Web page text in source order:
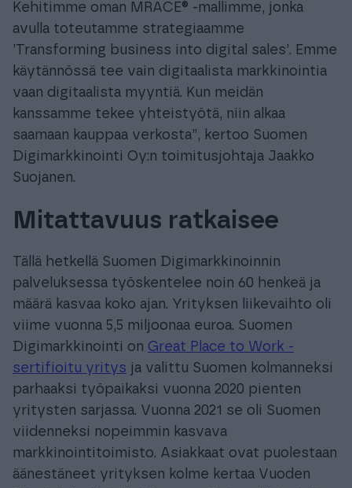
Kehitimme oman MRACE® -mallimme, jonka
avulla toteutamme strategiaamme
’Transforming business into digital sales’. Emme
käytännössä tee vain digitaalista markkinointia
vaan digitaalista myyntiä. Kun meidän
kanssamme tekee yhteistyötä, niin alkaa
saamaan kauppaa verkosta”, kertoo Suomen
Digimarkkinointi Oy:n toimitusjohtaja Jaakko
Suojanen.
Mitattavuus ratkaisee
Tällä hetkellä Suomen Digimarkkinoinnin
palveluksessa työskentelee noin 60 henkeä ja
määrä kasvaa koko ajan. Yrityksen liikevaihto oli
viime vuonna 5,5 miljoonaa euroa. Suomen
Digimarkkinointi on Great Place to Work -
sertifioitu yritys ja valittu Suomen kolmanneksi
parhaaksi työpaikaksi vuonna 2020 pienten
yritysten sarjassa. Vuonna 2021 se oli Suomen
viidenneksi nopeimmin kasvava
markkinointitoimisto. Asiakkaat ovat puolestaan
äänestäneet yrityksen kolme kertaa Vuoden